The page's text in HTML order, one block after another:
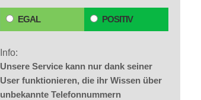
EGAL POSITIV
Info:
Unsere Service kann nur dank seiner
User funktionieren, die ihr Wissen über
unbekannte Telefonnummern